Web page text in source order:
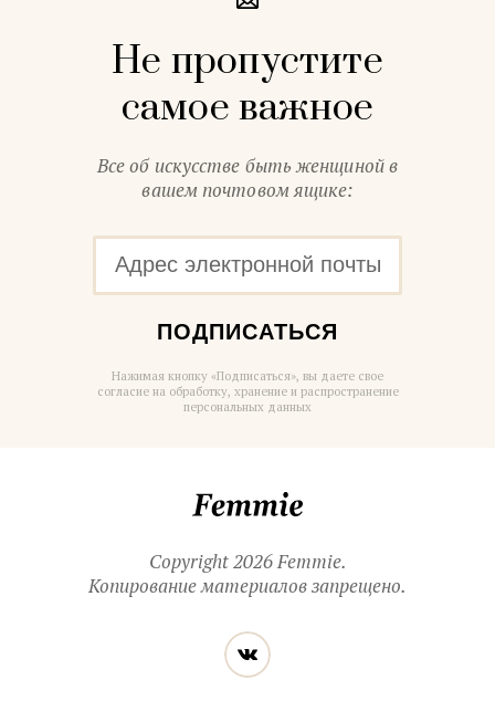
Не пропустите
самое важное
Все об искусстве быть женщиной в
вашем почтовом ящике:
ПОДПИСАТЬСЯ
Нажимая кнопку «Подписаться», вы даете свое
согласие на обработку, хранение и распространение
персональных данных
Copyright 2026 Femmie.
Копирование материалов запрещено.
Читайте
нас
в социальных